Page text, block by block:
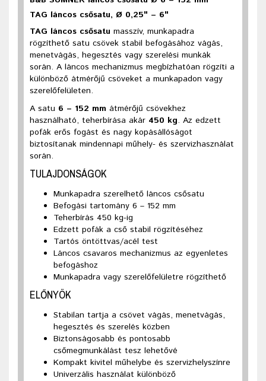
TAG láncos csősatu, Ø 0,25" – 6"
TAG láncos csősatu masszív, munkapadra
rögzíthető satu csövek stabil befogásához vágás,
menetvágás, hegesztés vagy szerelési munkák
során. A láncos mechanizmus megbízhatóan rögzíti a
különböző átmérőjű csöveket a munkapadon vagy
szerelőfelületen.
A satu 6 – 152 mm átmérőjű csövekhez
használható, teherbírása akár 450 kg. Az edzett
pofák erős fogást és nagy kopásállóságot
biztosítanak mindennapi műhely- és szervizhasználat
során.
TULAJDONSÁGOK
Munkapadra szerelhető láncos csősatu
Befogási tartomány 6 – 152 mm
Teherbírás 450 kg-ig
Edzett pofák a cső stabil rögzítéséhez
Tartós öntöttvas/acél test
Láncos csavaros mechanizmus az egyenletes
befogáshoz
Munkapadra vagy szerelőfelületre rögzíthető
ELŐNYÖK
Stabilan tartja a csövet vágás, menetvágás,
hegesztés és szerelés közben
Biztonságosabb és pontosabb
csőmegmunkálást tesz lehetővé
Kompakt kivitel műhelybe és szervizhelyszínre
Univerzális használat különböző